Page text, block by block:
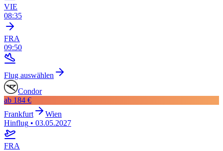
VIE
08:35
FRA
09:50
Flug auswählen
Condor
ab 184 €
Frankfurt
Wien
Hinflug • 03.05.2027
FRA